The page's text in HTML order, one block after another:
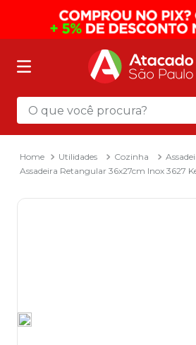
O que você procura?
Utilidades Cozinha
Assadeira Retangular 36x27cm Inox 3627
Termos mais buscados
mochila
2º sacola
3º papel toalha
8